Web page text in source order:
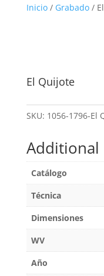
Inicio/ Grabado/
El Quijote
SKU: 1056-1796-El
Catálogo
Técnica
Dimensiones
WV
Año